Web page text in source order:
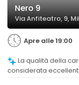
Nero 9
Via Anfiteatro, 9,
Apre alle 19:00
considerata